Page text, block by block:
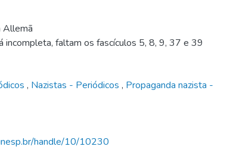
Allemã
faltam os fascículos 5, 8, 9, 37 e 39
, Nazistas - Periódicos , Propaganda nazista -
handle/10/10230